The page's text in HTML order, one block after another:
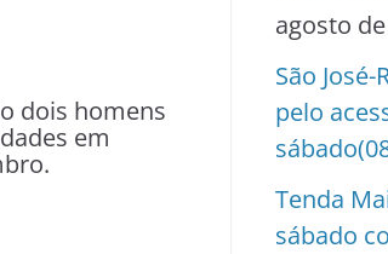
dois homens
em
agosto
São
pelo
Tenda
sábado